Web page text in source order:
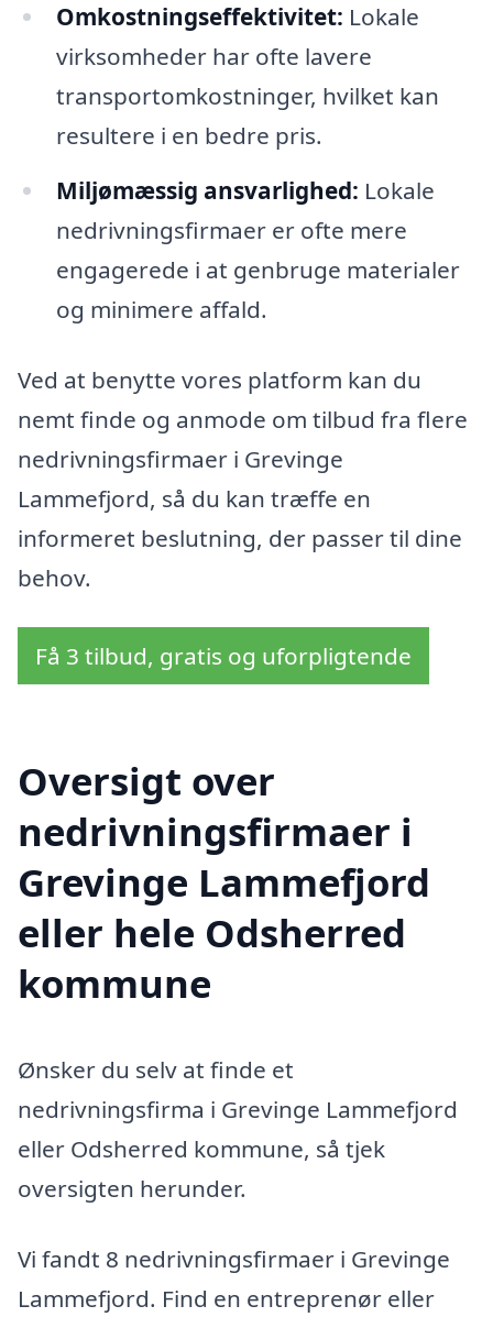
Omkostningseffektivitet: Lokale
virksomheder har ofte lavere
transportomkostninger, hvilket kan
resultere i en bedre pris.
Miljømæssig ansvarlighed: Lokale
nedrivningsfirmaer er ofte mere
engagerede i at genbruge materialer
og minimere affald.
Ved at benytte vores platform kan du
nemt finde og anmode om tilbud fra flere
nedrivningsfirmaer i Grevinge
Lammefjord, så du kan træffe en
informeret beslutning, der passer til dine
behov.
Få 3 tilbud, gratis og uforpligtende
Oversigt over
nedrivningsfirmaer i
Grevinge Lammefjord
eller hele Odsherred
kommune
Ønsker du selv at finde et
nedrivningsfirma i Grevinge Lammefjord
eller Odsherred kommune, så tjek
oversigten herunder.
Vi fandt 8 nedrivningsfirmaer i Grevinge
Lammefjord. Find en entreprenør eller